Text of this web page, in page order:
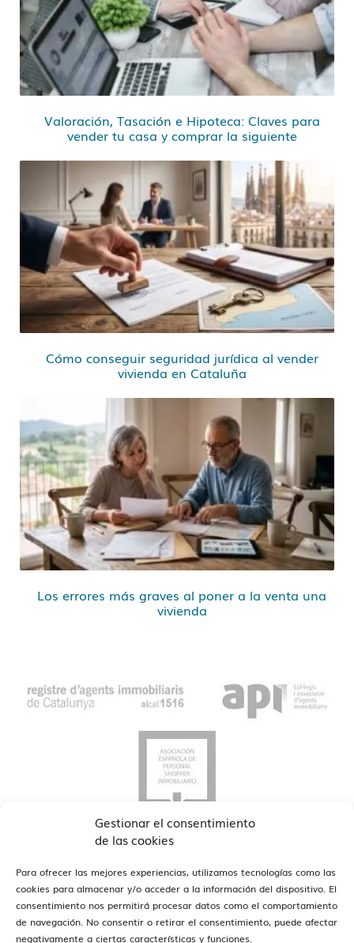
Gestionar el consentimiento
de las cookies
Para ofrecer las mejores experiencias, utilizamos tecnologías como las
cookies para almacenar y/o acceder a la información del dispositivo. El
consentimiento nos permitirá procesar datos como el comportamiento
de navegación. No consentir o retirar el consentimiento, puede afectar
negativamente a ciertas características y funciones.
Valoración, Tasación e Hipoteca: Claves para
vender tu casa y comprar la siguiente
Cómo conseguir seguridad jurídica al vender
vivienda en Cataluña
Los errores más graves al poner a la venta una
vivienda
ver oficinas